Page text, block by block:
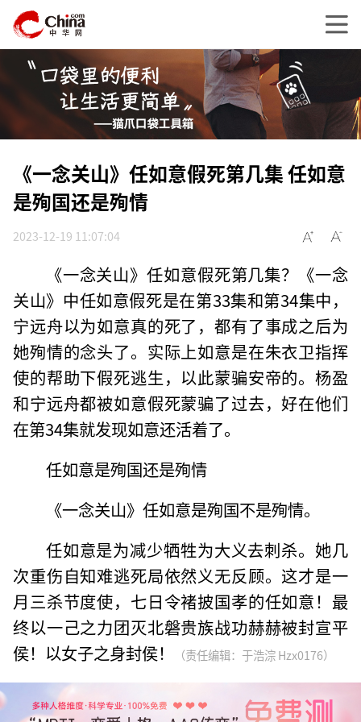
《一念关山》任如意假死第几集 任如意
是殉国还是殉情
2023-12-19 11:07:04
《一念关山》任如意假死第几集？《一念
关山》中任如意假死是在第33集和第34集中，
宁远舟以为如意真的死了，都有了事成之后为
她殉情的念头了。实际上如意是在朱衣卫指挥
使的帮助下假死逃生，以此蒙骗安帝的。杨盈
和宁远舟都被如意假死蒙骗了过去，好在他们
在第34集就发现如意还活着了。
任如意是殉国还是殉情
《一念关山》任如意是殉国不是殉情。
任如意是为减少牺牲为大义去刺杀。她几
次重伤自知难逃死局依然义无反顾。这才是一
月三杀节度使，七日令褚披国孝的任如意！最
终以一己之力团灭北磐贵族战功赫赫被封宣平
侯！以女子之身封侯！
（责任编辑：于浩淙 Hzx0176）